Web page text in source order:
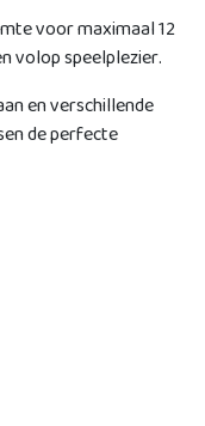
voor maximaal 12
volop speelplezier.
en verschillende
de perfecte